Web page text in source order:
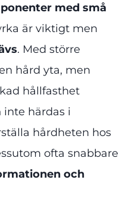
med små
är viktigt men
. Med större
hård yta, men
hållfasthet
härdas i
hårdheten hos
ofta snabbare
och